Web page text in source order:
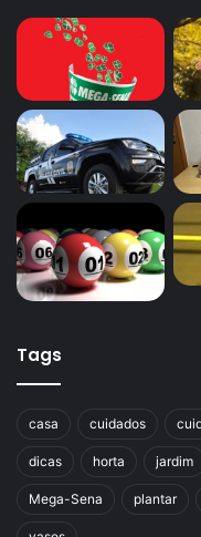
Tags
casa cuidados
dicas horta jardim
Mega-Sena plantar